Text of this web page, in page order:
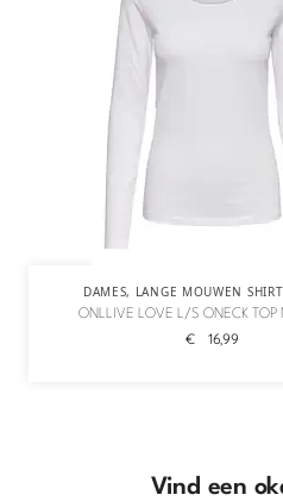
DAMES, LANGE MOUWEN
ONLLIVE LOVE L/S ONECK TOP
€ 16,99
Vind een